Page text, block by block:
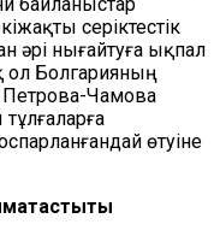
серіктестік
әрі нығайтуға ықпал
ол Болгарияның
Петрова-Чамова
өтуіне